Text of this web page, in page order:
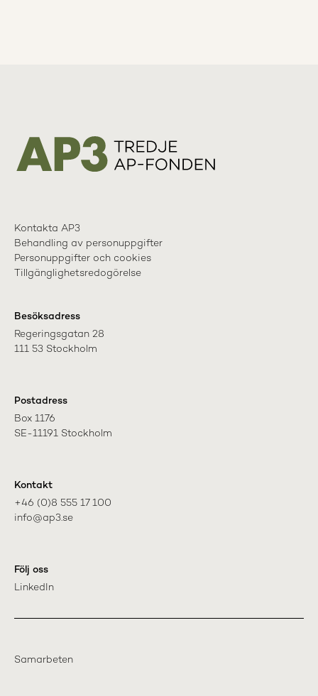
Kontakta AP3
Behandling av personuppgifter
Personuppgifter och cookies
Tillgänglighetsredogörelse
Besöksadress
Regeringsgatan 28
111 53 Stockholm
Postadress
Box 1176
SE-11191 Stockholm
Kontakt
+46 (0)8 555 17 100
info@ap3.se
Följ oss
LinkedIn
Samarbeten